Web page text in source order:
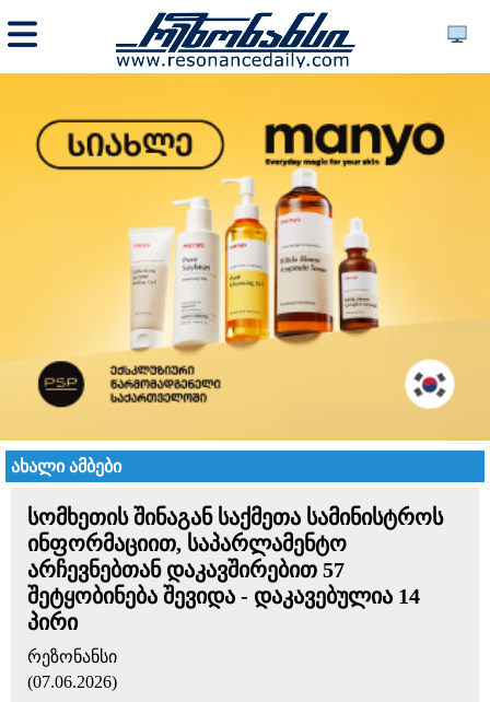
ახალი ამბები
სომხეთის შინაგან საქმეთა სამინისტროს
ინფორმაციით, საპარლამენტო
არჩევნებთან დაკავშირებით 57
შეტყობინება შევიდა - დაკავებულია 14
პირი
რეზონანსი
(07.06.2026)